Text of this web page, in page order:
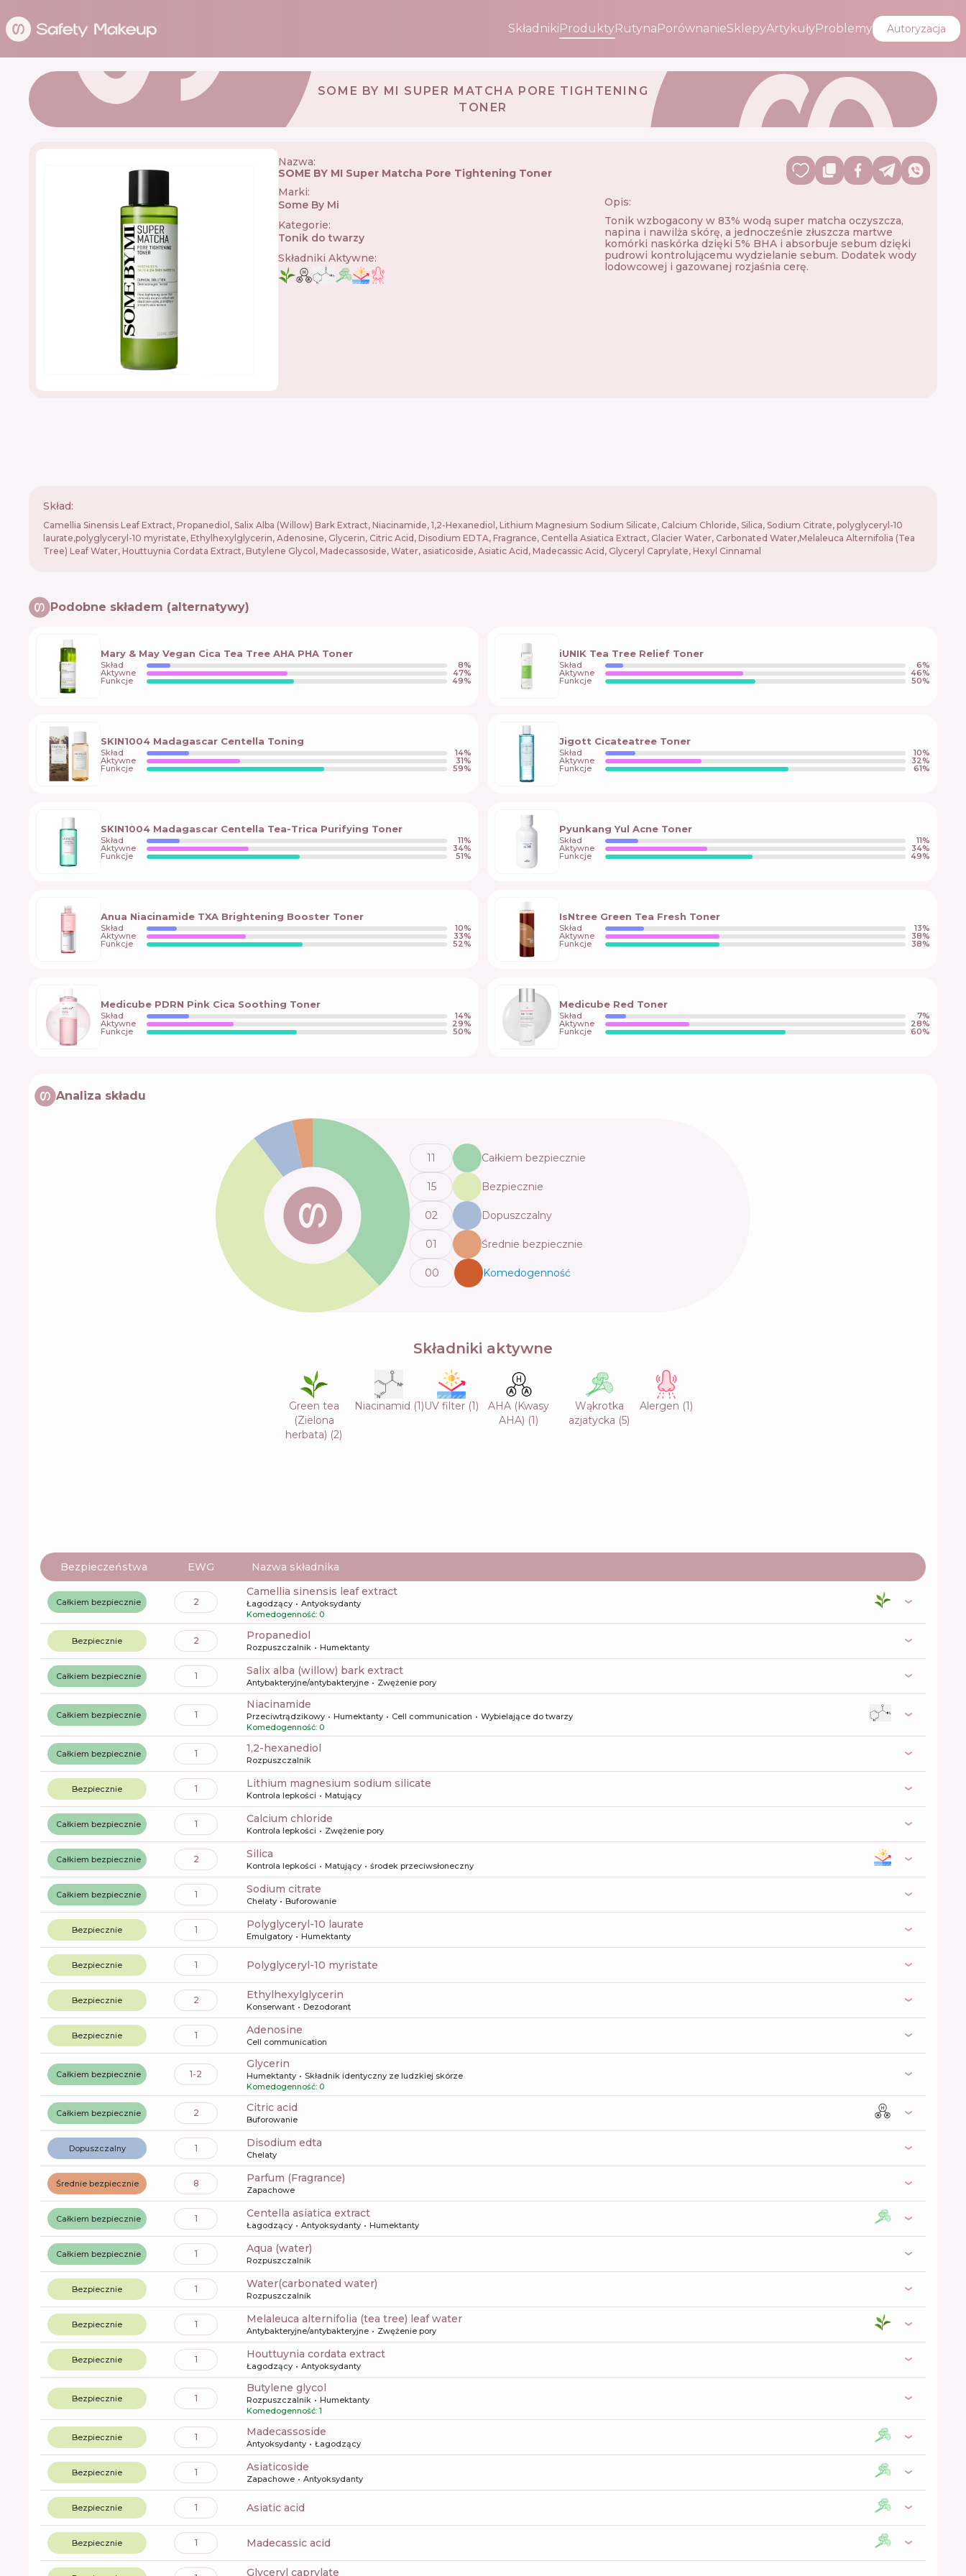
SkładnikiProduktyRutynaPorównanieSklepyArtykułyProblemy Autoryzacja
SOME BY MI SUPER MATCHA PORE TIGHTENING
TONER
Nazwa:
SOME BY MI Super Matcha Pore Tightening Toner
Marki:
Some By Mi
Kategorie:
Tonik do twarzy
Składniki Aktywne:
Opis:
Tonik wzbogacony w 83% wodą super matcha oczyszcza,
napina i nawilża skórę, a jednocześnie złuszcza martwe
komórki naskórka dzięki 5% BHA i absorbuje sebum dzięki
pudrowi kontrolującemu wydzielanie sebum. Dodatek wody
lodowcowej i gazowanej rozjaśnia cerę.
Skład:
Camellia Sinensis Leaf Extract, Propanediol, Salix Alba (Willow) Bark Extract, Niacinamide, 1,2-Hexanediol, Lithium Magnesium Sodium Silicate, Calcium Chloride, Silica, Sodium Citrate, polyglyceryl-10
laurate,polyglyceryl-10 myristate, Ethylhexylglycerin, Adenosine, Glycerin, Citric Acid, Disodium EDTA, Fragrance, Centella Asiatica Extract, Glacier Water, Carbonated Water,Melaleuca Alternifolia (Tea
Tree) Leaf Water, Houttuynia Cordata Extract, Butylene Glycol, Madecassoside, Water, asiaticoside, Asiatic Acid, Madecassic Acid, Glyceryl Caprylate, Hexyl Cinnamal
Podobne składem (alternatywy)
Mary & May Vegan Cica Tea Tree AHA PHA Toner
Skład 8%
Aktywne 47%
Funkcje 49%
iUNIK Tea Tree Relief Toner
Skład 6%
Aktywne 46%
Funkcje 50%
SKIN1004 Madagascar Centella Toning
Skład 14%
Aktywne 31%
Funkcje 59%
Jigott Cicateatree Toner
Skład 10%
Aktywne 32%
Funkcje 61%
SKIN1004 Madagascar Centella Tea-Trica Purifying Toner
Skład 11%
Aktywne 34%
Funkcje 51%
Pyunkang Yul Acne Toner
Skład 11%
Aktywne 34%
Funkcje 49%
Anua Niacinamide TXA Brightening Booster Toner
Skład 10%
Aktywne 33%
Funkcje 52%
IsNtree Green Tea Fresh Toner
Skład 13%
Aktywne 38%
Funkcje 38%
Medicube PDRN Pink Cica Soothing Toner
Skład 14%
Aktywne 29%
Funkcje 50%
Medicube Red Toner
Skład 7%
Aktywne 28%
Funkcje 60%
Analiza składu
11 Całkiem bezpiecznie
15 Bezpiecznie
02 Dopuszczalny
01 Średnie bezpiecznie
00 Komedogenność
Składniki aktywne
Green tea
(Zielona
herbata) (2)
Niacinamid (1)UV filter(1)
AHA (Kwasy
AHA) (1)
Wąkrotka
azjatycka (5)
Alergen (1)
Bezpieczeństwa EWG Nazwa składnika
Całkiem bezpiecznie 2
camellia sinensis leaf extract
Łagodzący
Antyoksydanty
Komedogenność: 0
Bezpiecznie 2 propanediol
Rozpuszczalnik Humektanty
Całkiem bezpiecznie 1 salix alba (willow) bark extract
Antybakteryjne/antybakteryjne Zwężenie pory
Całkiem bezpiecznie 1
niacinamide
Przeciwtrądzikowy Humektanty Cell communication
Wybielające do twarzy
Komedogenność: 0
Całkiem bezpiecznie 1 1,2-hexanediol
Rozpuszczalnik
Bezpiecznie 1 lithium magnesium sodium silicate
Kontrola lepkości Matujący
Całkiem bezpiecznie 1 calcium chloride
Kontrola lepkości Zwężenie pory
Całkiem bezpiecznie 2 silica
Kontrola lepkości Matujący środek przeciwsłoneczny
Całkiem bezpiecznie 1 sodium citrate
Chelaty Buforowanie
Bezpiecznie 1 polyglyceryl-10 laurate
Emulgatory Humektanty
Bezpiecznie 1 polyglyceryl-10 myristate
Bezpiecznie 2 ethylhexylglycerin
Konserwant Dezodorant
Bezpiecznie 1 Adenosine
Cell communication
Całkiem bezpiecznie 1-2
glycerin
Humektanty
Składnik identyczny ze ludzkiej skórze
Komedogenność: 0
Całkiem bezpiecznie 2 citric acid
Buforowanie
Dopuszczalny 1 disodium edta
Chelaty
Średnie bezpiecznie 8 Parfum (Fragrance)
Zapachowe
Całkiem bezpiecznie 1 centella asiatica extract
Łagodzący Antyoksydanty Humektanty
Całkiem bezpiecznie 1 aqua (water)
Rozpuszczalnik
Bezpiecznie 1 water(carbonated water)
Rozpuszczalnik
Bezpiecznie 1 melaleuca alternifolia (tea tree) leaf water
Antybakteryjne/antybakteryjne Zwężenie pory
Bezpiecznie 1 houttuynia cordata extract
Łagodzący Antyoksydanty
Bezpiecznie 1
butylene glycol
Rozpuszczalnik
Humektanty
Komedogenność: 1
Bezpiecznie 1 madecassoside
Antyoksydanty Łagodzący
Bezpiecznie 1 asiaticoside
Zapachowe Antyoksydanty
Bezpiecznie 1 asiatic acid
Bezpiecznie 1 madecassic acid
glyceryl caprylate